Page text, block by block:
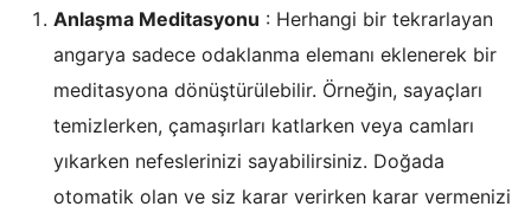
Anlaşma Meditasyonu : Herhangi bir tekrarlayan
angarya sadece odaklanma elemanı eklenerek bir
meditasyona dönüştürülebilir. Örneğin, sayaçları
temizlerken, çamaşırları katlarken veya camları
yıkarken nefeslerinizi sayabilirsiniz. Doğada
otomatik olan ve siz karar verirken karar vermenizi